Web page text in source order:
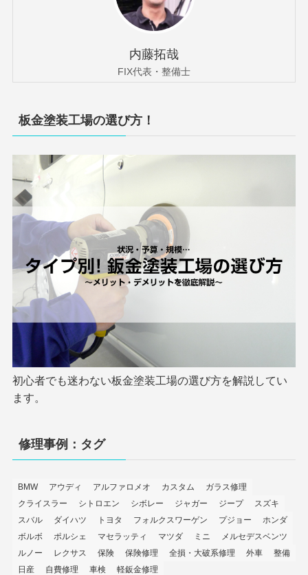
内藤拓哉
FIX代表・整備士
板金塗装工場の選び方！
初心者でも迷わない板金塗装工場の選び方を解説してい
ます。
修理事例：タグ
BMW アウディ アルファロメオ カスタム
ガラス修理
クライスラー
シトロエン シボレー ジャガー ジープ
スズキ
スバル
ダイハツ トヨタ フォルクスワーゲン プジョー
ホンダ
ボルボ
ポルシェ マセラッティ マツダ ミニ
メルセデスベンツ
ルノー
レクサス 保険 保険修理 全損・大破系修理 外車
整備
日産
自費修理 車検 軽鈑金修理